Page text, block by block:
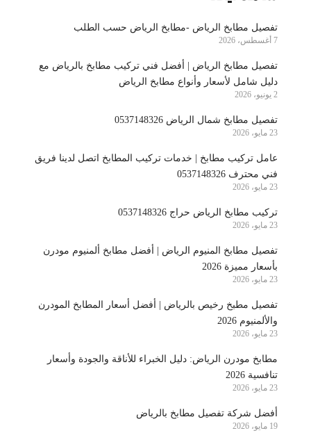
تفصيل مطابخ الرياض -مطابخ الرياض حسب الطلب
7 أغسطس، 2026
تفصيل مطابخ الرياض | أفضل فني تركيب مطابخ بالرياض مع
دليل شامل لأسعار وأنواع مطابخ الرياض
2 يونيو، 2026
تفصيل مطابخ شمال الرياض 0537148326
23 مايو، 2026
عامل تركيب مطابخ | خدمات تركيب المطابخ اتصل لدينا فريق
فني محترف 0537148326
23 مايو، 2026
تركيب مطابخ الرياض حراج 0537148326
23 مايو، 2026
تفصيل مطابخ المنيوم الرياض | أفضل مطابخ ألمنيوم مودرن
بأسعار مميزة 2026
23 مايو، 2026
تفصيل مطبخ رخيص بالرياض | أفضل أسعار المطابخ المودرن
والألمنيوم 2026
23 مايو، 2026
مطابخ مودرن الرياض: دليل الخبراء للأناقة والجودة وأسعار
تنافسية 2026
23 مايو، 2026
أفضل شركة تفصيل مطابخ بالرياض
19 مايو، 2026